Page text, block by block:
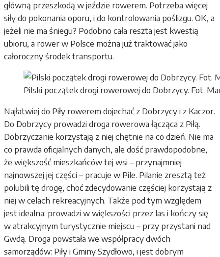
główną przeszkodą w jeździe rowerem. Potrzeba więcej
siły do pokonania oporu, i do kontrolowania poślizgu. OK, a
jeżeli nie ma śniegu? Podobno cała reszta jest kwestią
ubioru, a rower w Polsce można już traktować jako
całoroczny środek transportu.
Pilski początek drogi rowerowej do Dobrzycy. Fot.
Najłatwiej do Piły rowerem dojechać z Dobrzycy i z Kaczor.
Do Dobrzycy prowadzi droga rowerowa łącząca z Piłą.
Dobrzyczanie korzystają z niej chętnie na co dzień. Nie ma
co prawda oficjalnych danych, ale dość prawdopodobne,
że większość mieszkańców tej wsi – przynajmniej
najnowszej jej części – pracuje w Pile. Pilanie zresztą też
polubili tę drogę, choć zdecydowanie częściej korzystają z
niej w celach rekreacyjnych. Także pod tym względem
jest idealna: prowadzi w większości przez las i kończy się
w atrakcyjnym turystycznie miejscu – przy przystani nad
Gwdą. Droga powstała we współpracy dwóch
samorządów: Piły i Gminy Szydłowo, i jest dobrym